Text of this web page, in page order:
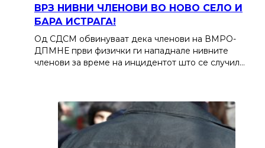
ВРЗ НИВНИ ЧЛЕНОВИ ВО НОВО СЕЛО И
БАРА ИСТРАГА!
Од СДСМ обвинуваат дека членови на ВМРО-
ДПМНЕ први физички ги нападнале нивните
членови за време на инцидентот што се случил…